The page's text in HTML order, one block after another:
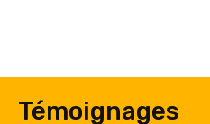
Témoignages